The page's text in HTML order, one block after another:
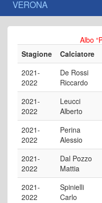
VERONA
Albo
Stagione
Calciatore
2021-
2022
De Rossi
Riccardo
2021-
2022
Leucci
Alberto
2021-
2022
Perina
Alessio
2021-
2022
Dal Pozzo
Mattia
2021-
2022
Spinielli
Carlo